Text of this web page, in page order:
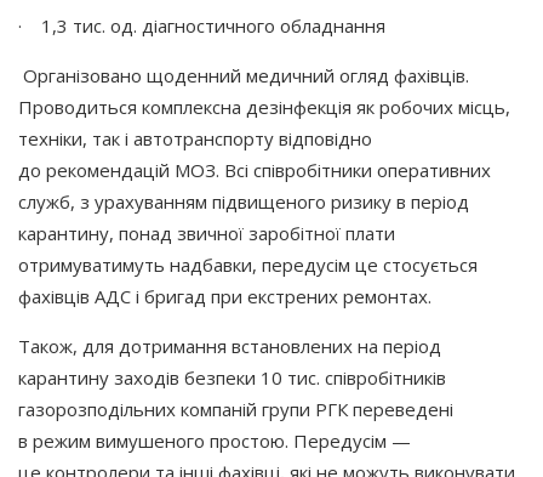
· 1,3 тис. од. діагностичного обладнання
Організовано щоденний медичний огляд фахівців.
Проводиться комплексна дезінфекція як робочих місць,
техніки, так і автотранспорту відповідно
до рекомендацій МОЗ. Всі співробітники оперативних
служб, з урахуванням підвищеного ризику в період
карантину, понад звичної заробітної плати
отримуватимуть надбавки, передусім це стосується
фахівців АДС і бригад при екстрених ремонтах.
Також, для дотримання встановлених на період
карантину заходів безпеки 10 тис. співробітників
газорозподільних компаній групи РГК переведені
в режим вимушеного простою. Передусім —
це контролери та інші фахівці, які не можуть виконувати